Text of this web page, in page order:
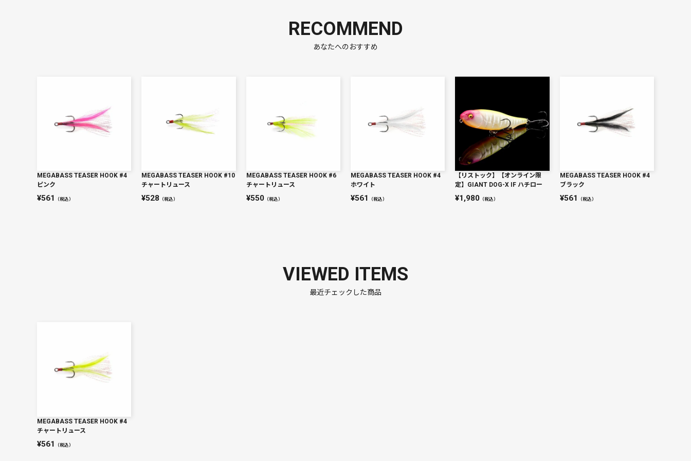
RECOMMEND
あなたへのおすすめ
MEGABASS TEASER HOOK #4
ピンク
561 （税込）
MEGABASS TEASER HOOK #10
チャートリュース
528 （税込）
MEGABASS TEASER HOOK #6
チャートリュース
550（税込）
MEGABASS TEASER HOOK #4
ホワイト
561 （税込）
【リストック】【オンライン限
定】GIANT DOG-X IF ハチロー
1,980 （税込）
MEGABASS TEASER HOOK #4
ブラック
561 （税込）
VIEWED ITEMS
最近チェックした商品
MEGABASS TEASER HOOK #4
チャートリュース
561 （税込）